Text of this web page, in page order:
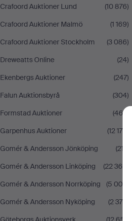
Crafoord Auktioner Lund
(10 876)
Crafoord Auktioner Malmö
(1 169)
Crafoord Auktioner Stockholm
(3 086)
Dreweatts Online
(24)
Ekenbergs Auktioner
(247)
Falun Auktionsbyrå
(304)
Formstad Auktioner
(462)
Garpenhus Auktioner
(12 178)
Gomér & Andersson Jönköping
(217)
Gomér & Andersson Linköping
(22 366)
Gomér & Andersson Norrköping
(5 008)
Gomér & Andersson Nyköping
(2 379)